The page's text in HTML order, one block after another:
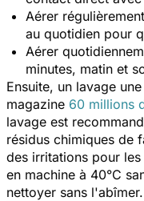
Aérer
au quotidien pour
Aérer
minutes, matin et
Ensuite, un lavage
magazine 60 millions
lavage est
résidus chimiques de
des irritations pour
en machine à 40°C
nettoyer sans l'abîmer.